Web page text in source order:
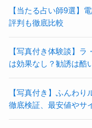
【当たる占い師9選】
評判も徹底比較
【写真付き体験談】
は効果なし？勧誘は酷
【写真付き】ふんわ
徹底検証、最安値やサ